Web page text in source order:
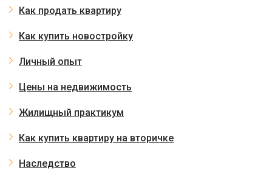
Как продать квартиру
Как купить новостройку
Личный опыт
Цены на недвижимость
Жилищный практикум
Как купить квартиру на вторичке
Наследство